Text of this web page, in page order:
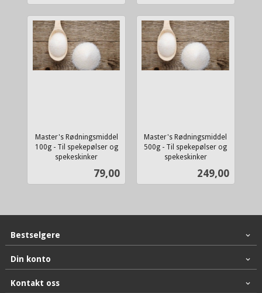
Master's Rødningsmiddel
100g - Til spekepølser og
spekeskinker
Pris
79,00
Master's Rødningsmiddel
500g - Til spekepølser og
spekeskinker
Pris
249,00
Bestselgere
Din konto
Kontakt oss